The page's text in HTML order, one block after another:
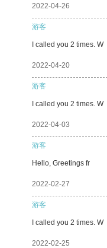
2022-04-26
游客
I called you 2 times. W
2022-04-20
游客
I called you 2 times. W
2022-04-03
游客
Hello, Greetings fr
2022-02-27
游客
I called you 2 times. W
2022-02-25